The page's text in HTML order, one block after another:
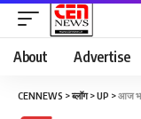
About Advertise
CENNEWS >ब्लॉग>UP >आज भारत